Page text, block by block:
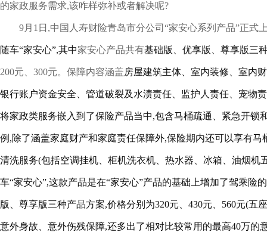
的家政服务需求,该咋样弥补或者解决呢?
9月1日,中国人寿财险青岛市分公司“家安心系列产品”正式
随车“家安心”,其中家安心产品共有基础版、优享版、尊享版三
200元、300元。保障内容涵盖房屋建筑主体、室内装修、室内
银行账户资金安全、管道破裂及水渍责任、监护人责任、宠物
将家政类服务嵌入到了保险产品当中,包含马桶疏通、紧急开锁
例,除了涵盖家庭财产和家庭责任保障外,保险期内还可以享有
清洗服务(包括空调挂机、柜机洗衣机、热水器、冰箱、油烟机
车“家安心”,这款产品是在“家安心”产品的基础上增加了驾乘险
版、尊享版三种产品方案,价格分别为320元、430元、560元(五
意外身故、意外伤残保障,还多出了相对比较常用的最高40万的